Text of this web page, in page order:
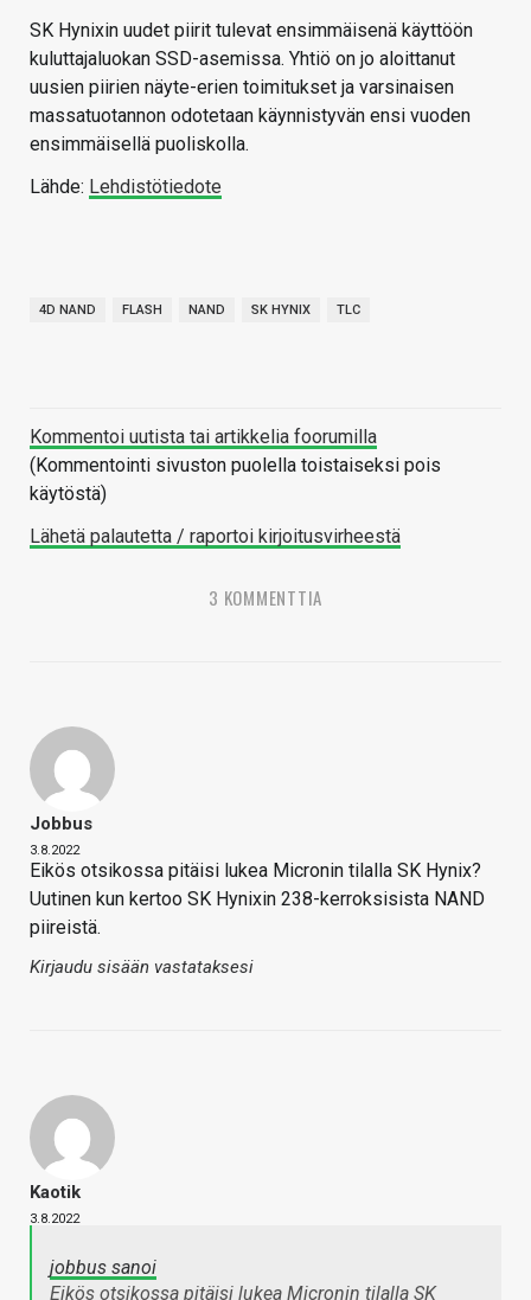
SK Hynixin uudet piirit tulevat ensimmäisenä käyttöön
kuluttajaluokan SSD-asemissa. Yhtiö on jo aloittanut
uusien piirien näyte-erien toimitukset ja varsinaisen
massatuotannon odotetaan käynnistyvän ensi vuoden
ensimmäisellä puoliskolla.
Lähde: Lehdistötiedote
4D NAND FLASH NAND SK HYNIX TLC
Kommentoi uutista tai artikkelia foorumilla
(Kommentointi sivuston puolella toistaiseksi pois
käytöstä)
Lähetä palautetta / raportoi kirjoitusvirheestä
3 KOMMENTTIA
Jobbus
3.8.2022
Eikös otsikossa pitäisi lukea Micronin tilalla SK Hynix?
Uutinen kun kertoo SK Hynixin 238-kerroksisista NAND
piireistä.
Kirjaudu sisään vastataksesi
Kaotik
3.8.2022
jobbus sanoi
Eikös otsikossa pitäisi lukea Micronin tilalla SK